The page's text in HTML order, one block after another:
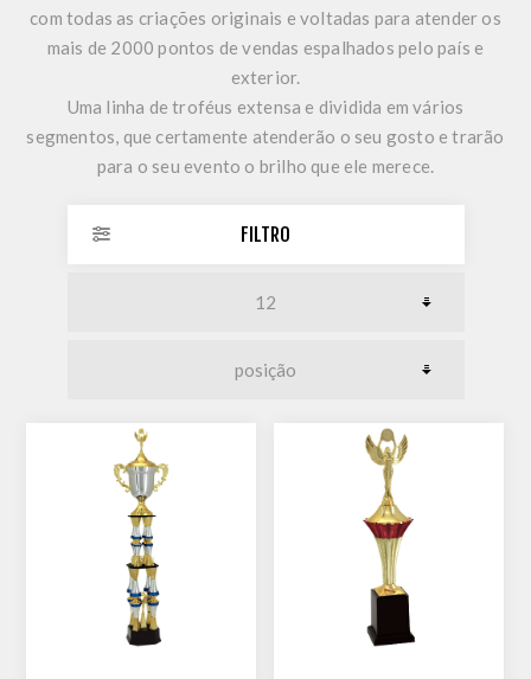
com todas as criações originais e voltadas para atender os
mais de 2000 pontos de vendas espalhados pelo país e
exterior.
Uma linha de troféus extensa e dividida em vários
segmentos, que certamente atenderão o seu gosto e trarão
para o seu evento o brilho que ele merece.
FILTRO